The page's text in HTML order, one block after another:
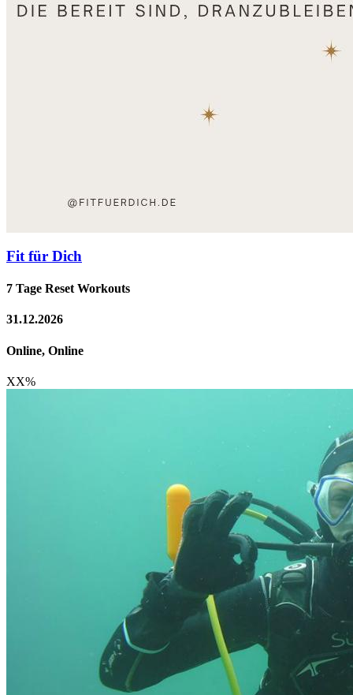
Fit für Dich
7 Tage Reset Workouts
31.12.2026
Online, Online
XX%